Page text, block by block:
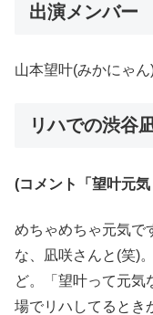
出演メンバー
山本望叶(みかにゃん
リハでの渋谷
(コメント「望叶元
めちゃめちゃ元気で
な、凪咲さんと(笑)
ど。「望叶って元気
場でリハしてるとき